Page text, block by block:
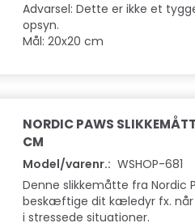
Advarsel: Dette er ikke et
opsyn.
Mål: 20x20 cm
NORDIC PAWS
CM
Model/varenr.: WSHOP-681
Denne slikkemåtte fra Nordic
beskæftige dit kæledyr fx. når
i stressede situationer.